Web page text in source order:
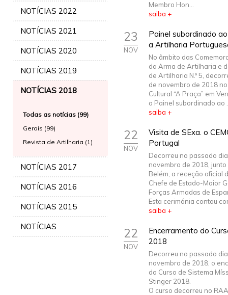
NOTÍCIAS 2022
NOTÍCIAS 2021
NOTÍCIAS 2020
NOTÍCIAS 2019
NOTÍCIAS 2018
Todas as notícias (99)
Gerais (99)
Revista de Artilharia (1)
NOTÍCIAS 2017
NOTÍCIAS 2016
NOTÍCIAS 2015
NOTÍCIAS
Membro Hon...
saiba +
23
NOV
Painel subordinado
a Artilharia
No âmbito das
da Arma de Artilharia e
de Artilharia N.º 5,
de novembro de 2018
Cultural “A Praça” em
o Painel subordinado ao
saiba +
22
NOV
Visita de SExa. o
Portugal
Decorreu no passado
novembro de 2018, junto
Belém, a receção oficial
Chefe de Estado-Maior
Forças Armadas de
Esta cerimónia contou
saiba +
22
NOV
Encerramento do
2018
Decorreu no passado
novembro de 2018, o
do Curso de Sistema
Stinger 2018.
O curso decorreu no